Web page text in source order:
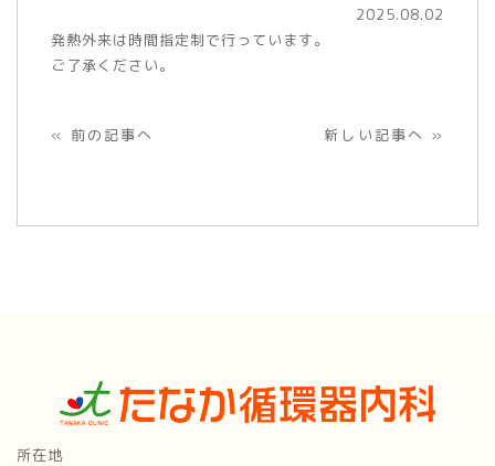
2025.08.02
発熱外来は時間指定制で行っています。
ご了承ください。
« 前の記事へ 新しい記事へ »
所在地